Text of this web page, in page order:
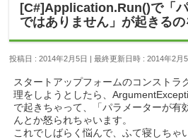
[C#]Application.Run()で「
ではありません」が起きる
投稿日 : 2014年2月5日 最終更新日時 : 2014年2月5
スタートアップフォームのコンストラ
理をしようとしたら、
で起きちゃって、「パラメーターが有
んとか怒られちゃいます。
これでしばらく悩んで、ふて寝しちゃ